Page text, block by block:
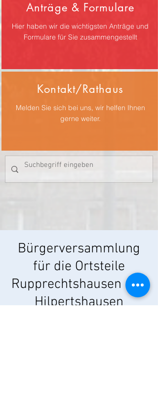
Anträge & Formulare
Hier haben wir die wichtigsten Anträge und
Formulare für Sie zusammengestellt
Kontakt/Rathaus
Melden Sie sich bei uns, wir helfen Ihnen
gerne weiter.
Bürgerversammlung
für die Ortsteile
Rupprechtshausen und
Hilpertshausen